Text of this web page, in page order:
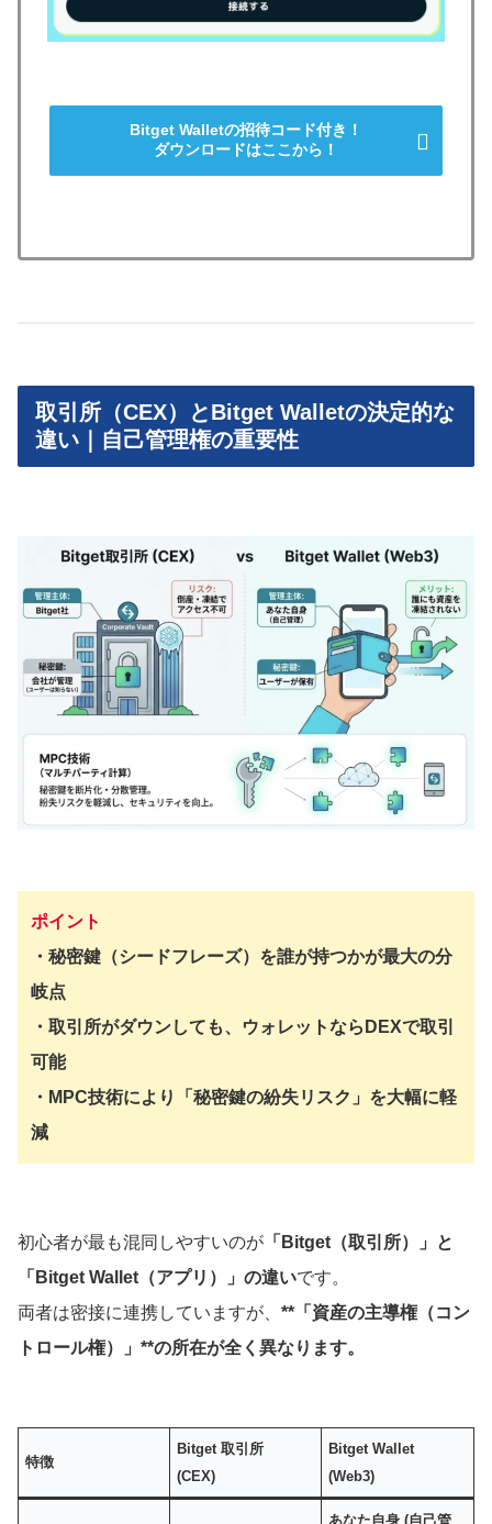
Bitget Walletの招待コード付き！
ダウンロードはここから！
取引所（CEX）とBitget Walletの決定的な
違い｜自己管理権の重要性
ポイント
・秘密鍵（シードフレーズ）を誰が持つかが最大の分
岐点
・取引所がダウンしても、ウォレットならDEXで取引
可能
・MPC技術により「秘密鍵の紛失リスク」を大幅に軽
減
初心者が最も混同しやすいのが 「Bitget（取引所）」と
「Bitget Wallet（アプリ）」の違いです。
両者は密接に連携していますが、 **「資産の主導権（コン
トロール権）」**の所在が全く異なります。
特徴
Bitget 取引所
(CEX)
Bitget Wallet
(Web3)
あなた自身 (自己管